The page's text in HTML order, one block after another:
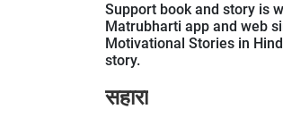
Support book and story is
Matrubharti app and web
Motivational Stories in
story.
सहारा